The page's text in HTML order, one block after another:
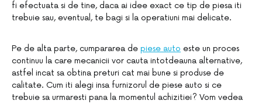
fi efectuata si de tine, daca ai idee exact ce tip de piesa iti
trebuie sau, eventual, te bagi si la operatiuni mai delicate.
Pe de alta parte, cumpararea de piese auto este un proces
continuu la care mecanicii vor cauta intotdeauna alternative,
astfel incat sa obtina preturi cat mai bune si produse de
calitate. Cum iti alegi insa furnizorul de piese auto si ce
trebuie sa urmaresti pana la momentul achizitiei? Vom vedea